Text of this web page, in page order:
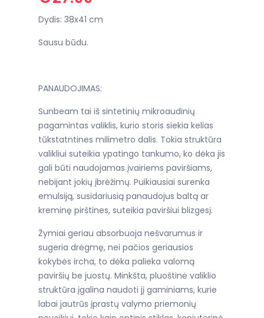
Dydis: 38x41 cm
Sausu būdu.
PANAUDOJIMAS:
Sunbeam tai iš sintetinių mikroaudinių
pagamintas valiklis, kurio storis siekia kelias
tūkstatntines milimetro dalis. Tokia struktūra
valikliui suteikia ypatingo tankumo, ko dėka jis
gali būti naudojamas įvairiems paviršiams,
nebijant jokių įbrėžimų. Puikiausiai surenka
emulsiją, susidariusią panaudojus baltą ar
kreminę pirštines, suteikia paviršiui blizgesį.
Žymiai geriau absorbuoja nešvarumus ir
sugeria drėgmę, nei pačios geriausios
kokybės ircha, to dėka palieka valomą
paviršių be juostų. Minkšta, pluoštinė valiklio
struktūra įgalina naudoti jį gaminiams, kurie
labai jautrūs įprastų valymo priemonių